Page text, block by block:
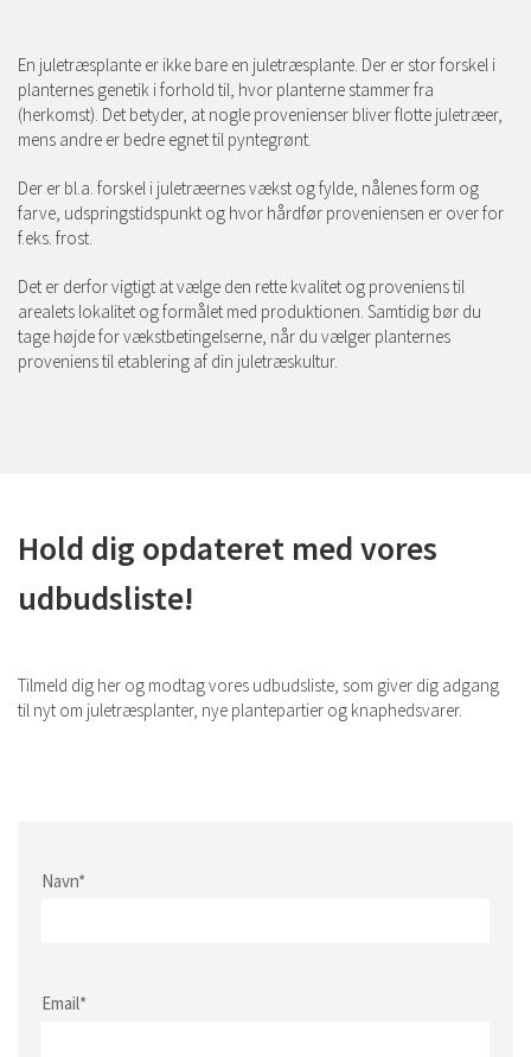
En juletræsplante er ikke bare en juletræsplante. Der er stor forskel i
planternes genetik i forhold til, hvor planterne stammer fra
(herkomst). Det betyder, at nogle provenienser bliver flotte juletræer,
mens andre er bedre egnet til pyntegrønt.
Der er bl.a. forskel i juletræernes vækst og fylde, nålenes form og
farve, udspringstidspunkt og hvor hårdfør proveniensen er over for
f.eks. frost.
Det er derfor vigtigt at vælge den rette kvalitet og proveniens til
arealets lokalitet og formålet med produktionen. Samtidig bør du
tage højde for vækstbetingelserne, når du vælger planternes
proveniens til etablering af din juletræskultur.
Hold dig opdateret med vores
udbudsliste!
Tilmeld dig her og modtag vores udbudsliste, som giver dig adgang
til nyt om juletræsplanter, nye plantepartier og knaphedsvarer.
Navn*
Email*